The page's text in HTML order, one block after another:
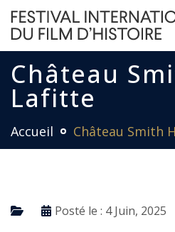
Château
Lafitte
Accueil Château Smith
Posté le : 4 Juin, 2025